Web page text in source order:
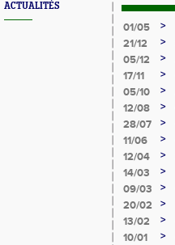
ACTUALITÉS
01/05 >
21/12
>
05/12
>
17/11
>
05/10
>
12/08
>
28/07
>
11/06
>
12/04
>
14/03
>
09/03
>
20/02
>
13/02
>
10/01
>